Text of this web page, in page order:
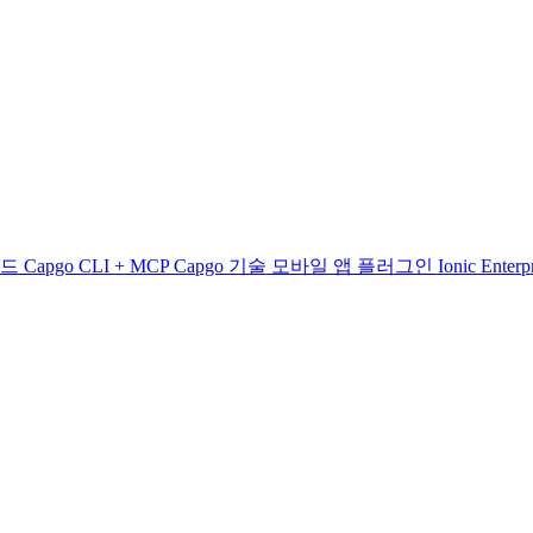
Capgo CLI + MCPCapgo 기술 모바일 앱 플러그인 Ionic